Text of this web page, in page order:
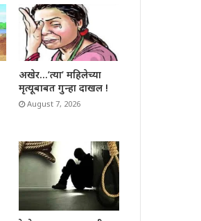
अखेर…’त्या’ महिलेच्या
मृत्यूबाबत गुन्हा दाखल !
August 7, 2026